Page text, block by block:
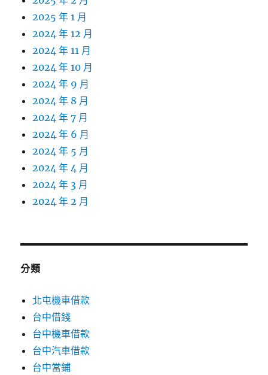
2025 年 1 月
2024 年 12 月
2024 年 11 月
2024 年 10 月
2024 年 9 月
2024 年 8 月
2024 年 7 月
2024 年 6 月
2024 年 5 月
2024 年 4 月
2024 年 3 月
2024 年 2 月
分類
北屯機車借款
台中借錢
台中機車借款
台中汽車借款
台中當鋪